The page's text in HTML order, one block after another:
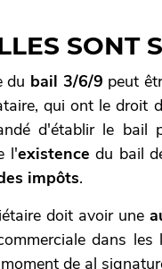
SONT
du bail 3/6/9 peut
qui ont le droit
d'établir le bail
l'existence du bail
impôts.
doit avoir une
dans les
de al